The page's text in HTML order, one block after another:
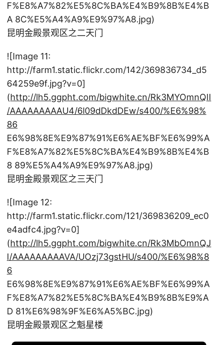
F%E8%A7%82%E5%8C%BA%E4%B9%8B%E4%B
A 8C%E5%A4%A9%E9%97%A8.jpg)
昆明金殿景观区之二天门
![Image 11:
http://farm1.static.flickr.com/142/369836734_d5
64259e9f.jpg?v=0]
(http://lh5.ggpht.com/bigwhite.cn/Rk3MYOmnQII
/AAAAAAAAAU4/6l09dDkdDEw/s400/%E6%98%
86
E6%98%8E%E9%87%91%E6%AE%BF%E6%99%A
F%E8%A7%82%E5%8C%BA%E4%B9%8B%E4%B
8 89%E5%A4%A9%E9%97%A8.jpg)
昆明金殿景观区之三天门
![Image 12:
http://farm1.static.flickr.com/121/369836209_ec0
e4adfc4.jpg?v=0]
(http://lh5.ggpht.com/bigwhite.cn/Rk3MbOmnQJ
I/AAAAAAAAAVA/UOzj73gstHU/s400/%E6%98%8
6
E6%98%8E%E9%87%91%E6%AE%BF%E6%99%A
F%E8%A7%82%E5%8C%BA%E4%B9%8B%E9%A
D 81%E6%98%9F%E6%A5%BC.jpg)
昆明金殿景观区之魁星楼